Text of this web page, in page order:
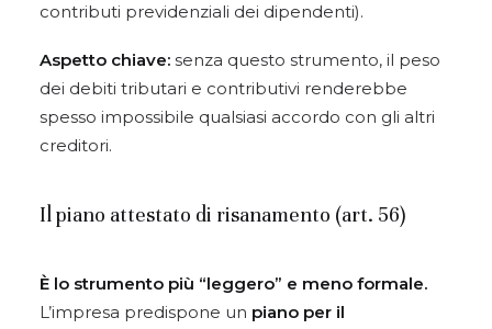
contributi previdenziali dei dipendenti).
Aspetto chiave: senza questo strumento, il peso
dei debiti tributari e contributivi renderebbe
spesso impossibile qualsiasi accordo con gli altri
creditori.
Il piano attestato di risanamento (art. 56)
È lo strumento più “leggero” e meno formale.
L’impresa predispone un piano per il